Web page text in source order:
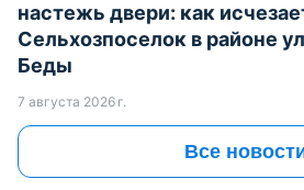
настежь двери: как
Сельхозпоселок в районе
Беды
7 августа 2026 г.
Все